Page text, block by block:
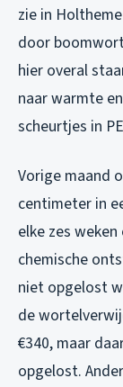
zie in
door
hier overal
naar warmte
scheurtjes in
Vorige maand
centimeter in
elke zes
chemische
niet opgelost
de
€340, maar
opgelost.